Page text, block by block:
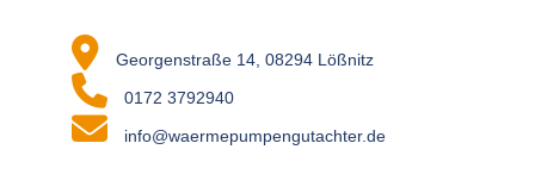
Georgenstraße 14, 08294 Lößnitz
0172 3792940
info@waermepumpengutachter.de